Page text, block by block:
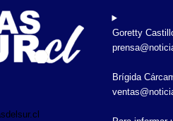
Goretty
Brígida